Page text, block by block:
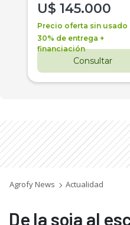
U$ 145.000
Precio oferta sin usado
30% de entrega +
financiación
Consultar
Agrofy News Actualidad
De la soja al